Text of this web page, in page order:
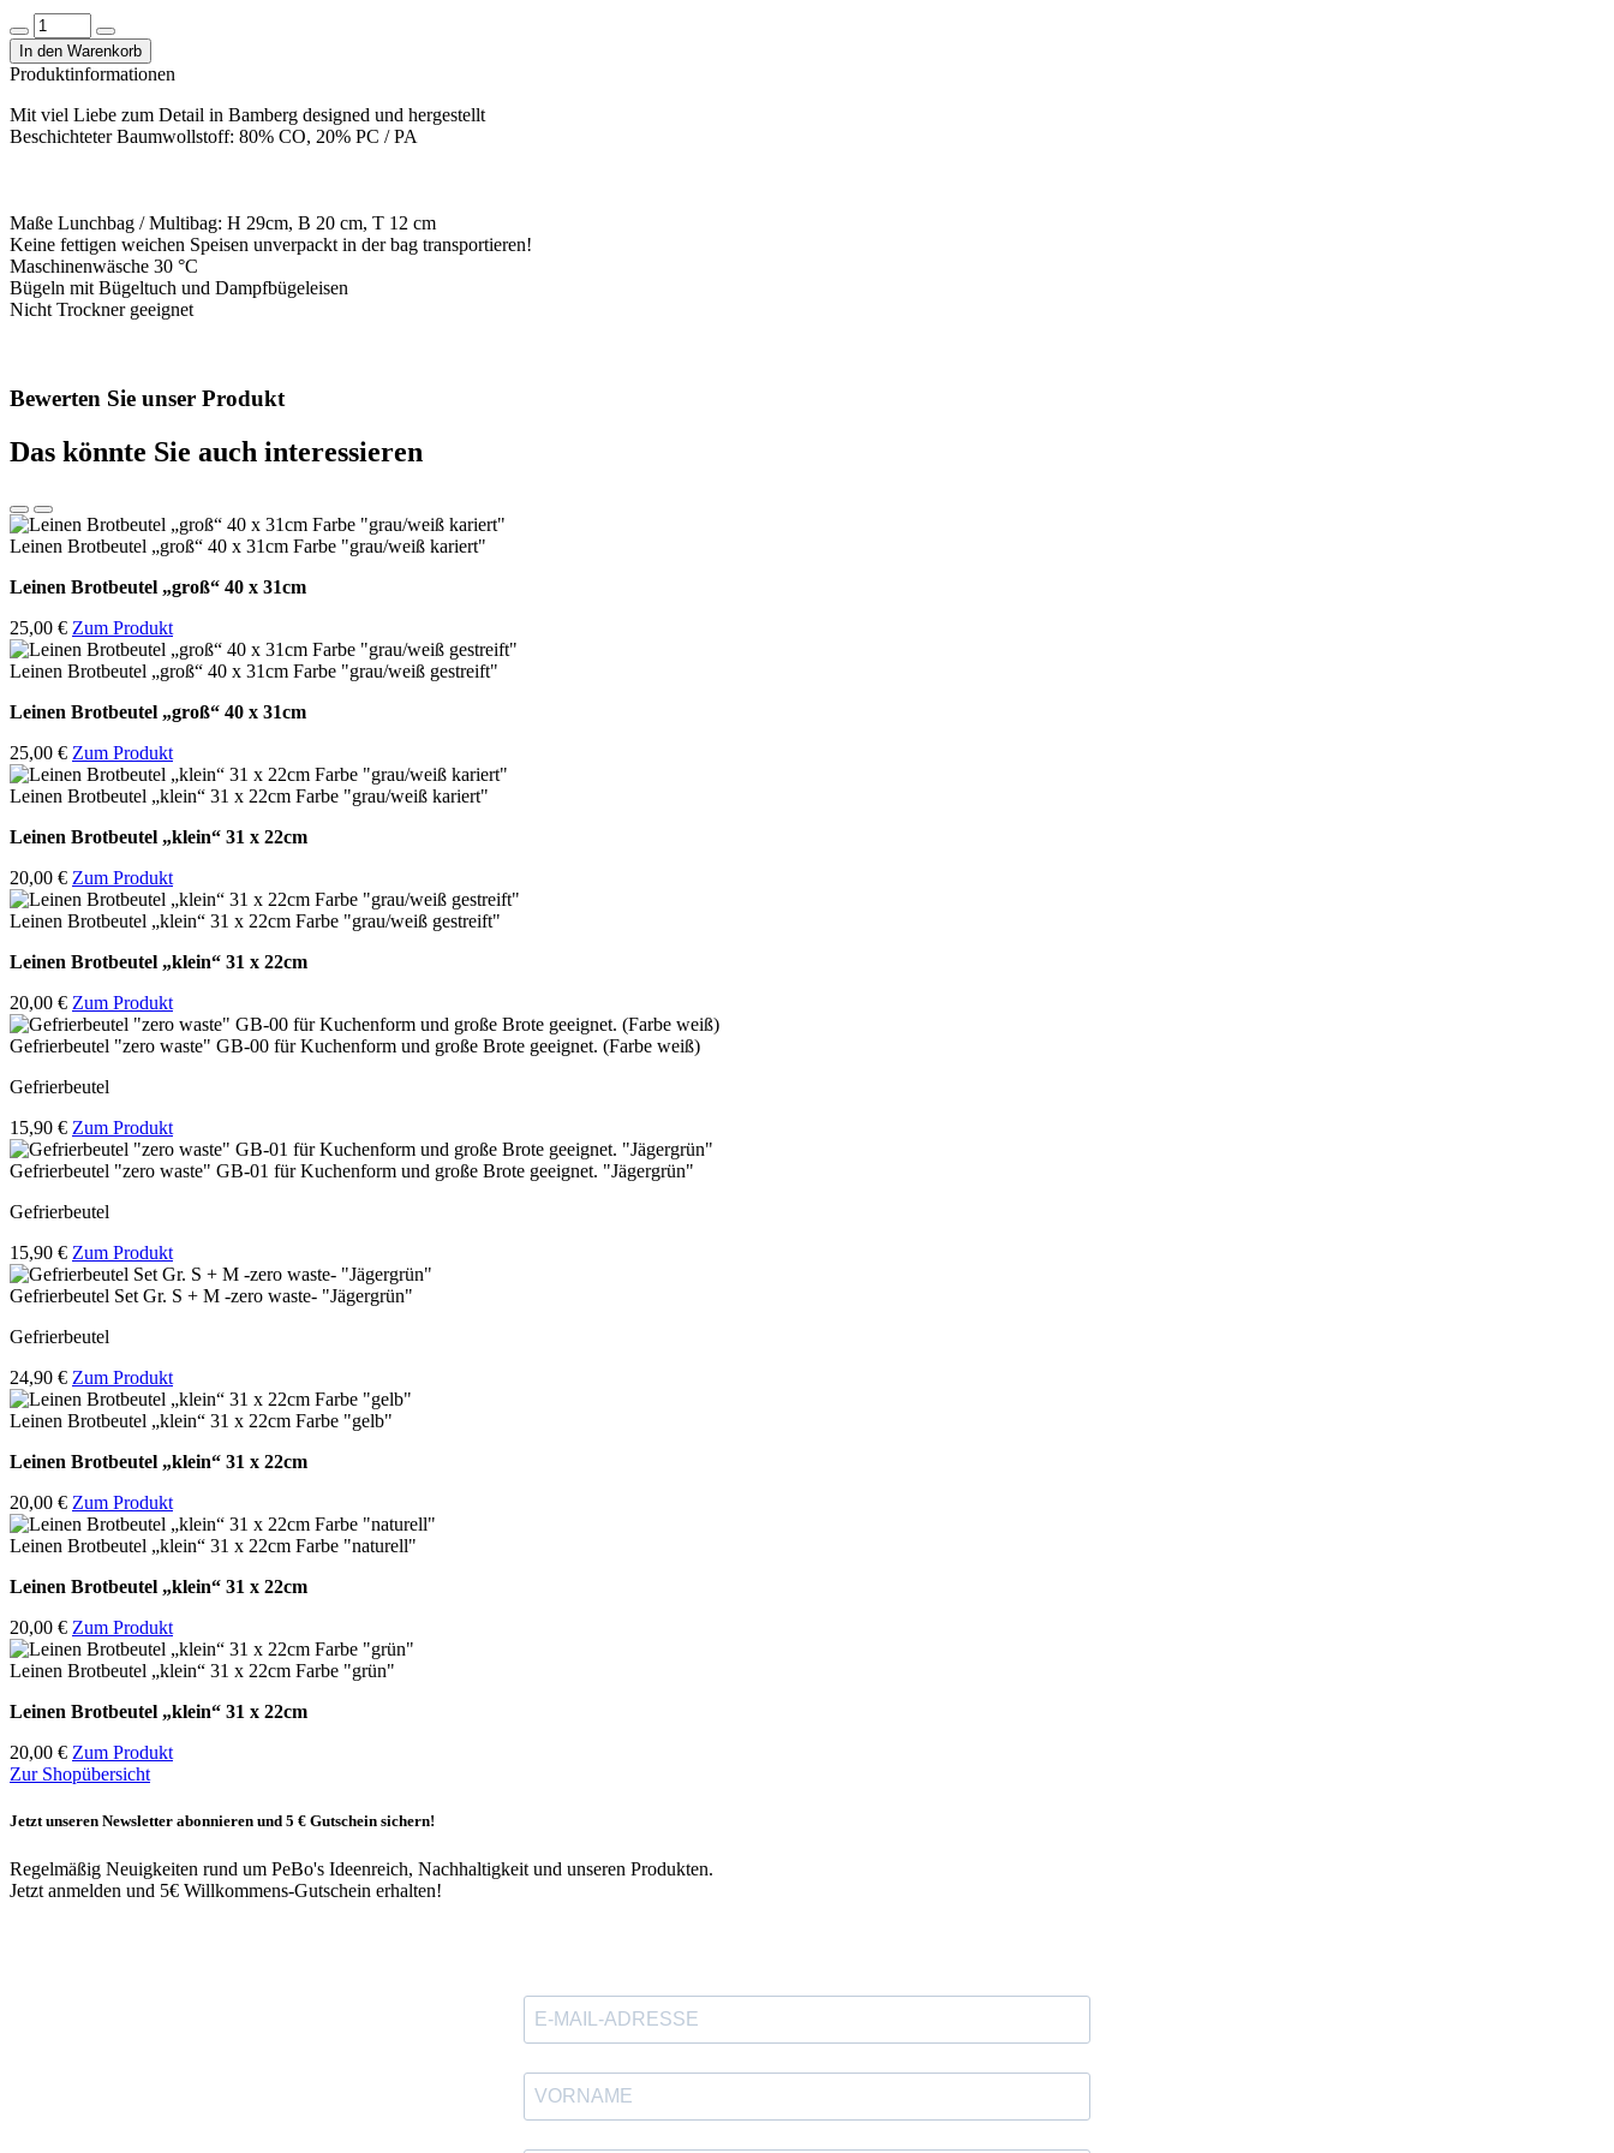
Lunchbag
blau-
weiß
gepunktet
L-
02
In den Warenkorb
Produktinformationen
Mit viel Liebe zum Detail in Bamberg designed und hergestellt
Beschichteter Baumwollstoff: 80% CO, 20% PC / PA
Maße Lunchbag / Multibag: H 29cm, B 20 cm, T 12 cm
Keine fettigen weichen Speisen unverpackt in der bag transportieren!
Maschinenwäsche 30 °C
Bügeln mit Bügeltuch und Dampfbügeleisen
Nicht Trockner geeignet
Bewerten Sie unser Produkt
Das könnte Sie auch interessieren
Leinen Brotbeutel „groß“ 40 x 31cm Farbe "grau/weiß kariert"
Leinen Brotbeutel „groß“ 40 x 31cm
25,00 € Zum Produkt
Leinen Brotbeutel „groß“ 40 x 31cm Farbe "grau/weiß gestreift"
Leinen Brotbeutel „groß“ 40 x 31cm
25,00 € Zum Produkt
Leinen Brotbeutel „klein“ 31 x 22cm Farbe "grau/weiß kariert"
Leinen Brotbeutel „klein“ 31 x 22cm
20,00 € Zum Produkt
Leinen Brotbeutel „klein“ 31 x 22cm Farbe "grau/weiß gestreift"
Leinen Brotbeutel „klein“ 31 x 22cm
20,00 € Zum Produkt
Gefrierbeutel "zero waste" GB-00 für Kuchenform und große Brote geeignet. (Farbe weiß)
Gefrierbeutel
15,90 € Zum Produkt
Gefrierbeutel "zero waste" GB-01 für Kuchenform und große Brote geeignet. "Jägergrün"
Gefrierbeutel
15,90 € Zum Produkt
Gefrierbeutel Set Gr. S + M -zero waste- "Jägergrün"
Gefrierbeutel
24,90 € Zum Produkt
Leinen Brotbeutel „klein“ 31 x 22cm Farbe "gelb"
Leinen Brotbeutel „klein“ 31 x 22cm
20,00 € Zum Produkt
Leinen Brotbeutel „klein“ 31 x 22cm Farbe "naturell"
Leinen Brotbeutel „klein“ 31 x 22cm
20,00 € Zum Produkt
Leinen Brotbeutel „klein“ 31 x 22cm Farbe "grün"
Leinen Brotbeutel „klein“ 31 x 22cm
20,00 € Zum Produkt
Zur Shopübersicht
Jetzt unseren Newsletter abonnieren und 5 € Gutschein sichern!
Regelmäßig Neuigkeiten rund um PeBo's Ideenreich, Nachhaltigkeit und unseren Produkten.
Jetzt anmelden und 5€ Willkommens-Gutschein erhalten!